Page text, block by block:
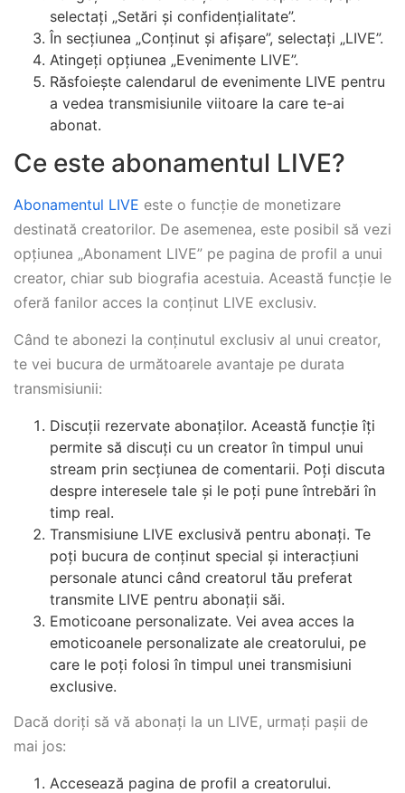
selectați „Setări și confidențialitate”.
În secțiunea „Conținut și afișare”, selectați „LIVE”.
Atingeți opțiunea „Evenimente LIVE”.
Răsfoiește calendarul de evenimente LIVE pentru
a vedea transmisiunile viitoare la care te-ai
abonat.
Ce este abonamentul LIVE?
Abonamentul LIVE este o funcție de monetizare
destinată creatorilor. De asemenea, este posibil să vezi
opțiunea „Abonament LIVE” pe pagina de profil a unui
creator, chiar sub biografia acestuia. Această funcție le
oferă fanilor acces la conținut LIVE exclusiv.
Când te abonezi la conținutul exclusiv al unui creator,
te vei bucura de următoarele avantaje pe durata
transmisiunii:
Discuții rezervate abonaților. Această funcție îți
permite să discuți cu un creator în timpul unui
stream prin secțiunea de comentarii. Poți discuta
despre interesele tale și le poți pune întrebări în
timp real.
Transmisiune LIVE exclusivă pentru abonați. Te
poți bucura de conținut special și interacțiuni
personale atunci când creatorul tău preferat
transmite LIVE pentru abonații săi.
Emoticoane personalizate. Vei avea acces la
emoticoanele personalizate ale creatorului, pe
care le poți folosi în timpul unei transmisiuni
exclusive.
Dacă doriți să vă abonați la un LIVE, urmați pașii de
mai jos:
Accesează pagina de profil a creatorului.